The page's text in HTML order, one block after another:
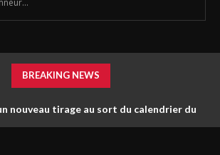
BREAKING NEWS
nouveau tirage au sort du calendrier du